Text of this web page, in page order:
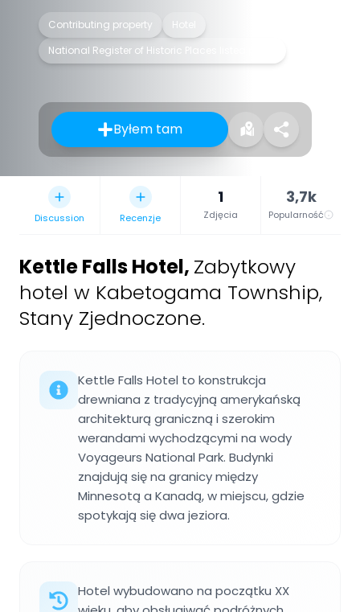
Contributing property
Hotel
National Register of Historic Places listed place
Byłem tam
Discussion Recenzje
1
Zdjęcia
3,7k
Popularność
Kettle Falls Hotel, Zabytkowy
hotel w Kabetogama Township,
Stany Zjednoczone.
Kettle Falls Hotel to konstrukcja
drewniana z tradycyjną amerykańską
architekturą graniczną i szerokim
werandami wychodzącymi na wody
Voyageurs National Park. Budynki
znajdują się na granicy między
Minnesotą a Kanadą, w miejscu, gdzie
spotykają się dwa jeziora.
Hotel wybudowano na początku XX